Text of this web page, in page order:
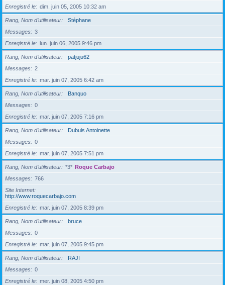
Enregistré le
dim. juin 05, 2005 10:32 am
Rang, Nom d’utilisateur
Stéphane
Messages
3
Enregistré le
lun. juin 06, 2005 9:46 pm
Rang, Nom d’utilisateur
patjuju62
Messages
2
Enregistré le
mar. juin 07, 2005 6:42 am
Rang, Nom d’utilisateur
Banquo
Messages
0
Enregistré le
mar. juin 07, 2005 7:16 pm
Rang, Nom d’utilisateur
Dubuis Antoinette
Messages
0
Enregistré le
mar. juin 07, 2005 7:51 pm
Rang, Nom d’utilisateur *3* Roque Carbajo
Messages
766
Site Internet
http://www.roquecarbajo.com
Enregistré le
mar. juin 07, 2005 8:39 pm
Rang, Nom d’utilisateur
bruce
Messages
0
Enregistré le
mar. juin 07, 2005 9:45 pm
Rang, Nom d’utilisateur
RAJI
Messages
0
Enregistré le
mer. juin 08, 2005 4:50 pm